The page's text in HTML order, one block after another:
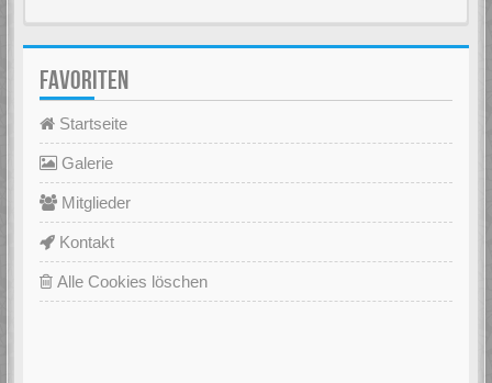
FAVORITEN
Startseite
Galerie
Mitglieder
Kontakt
Alle Cookies löschen